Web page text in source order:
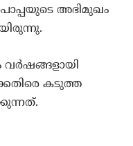
അഭിമുഖം
വര്‍ഷങ്ങളായി
കടുത്ത